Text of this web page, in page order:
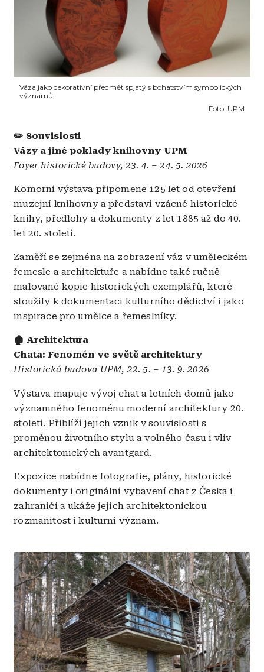
Váza jako dekorativní předmět spjatý s bohatstvím symbolických
významů
Foto: UPM
✏️ Souvislosti
Vázy a jiné poklady knihovny UPM
Foyer historické budovy, 23. 4. – 24. 5. 2026
Komorní výstava připomene 125 let od otevření
muzejní knihovny a představí vzácné historické
knihy, předlohy a dokumenty z let 1885 až do 40.
let 20. století.
Zaměří se zejména na zobrazení váz v uměleckém
řemesle a architektuře a nabídne také ručně
malované kopie historických exemplářů, které
sloužily k dokumentaci kulturního dědictví i jako
inspirace pro umělce a řemeslníky.
🏚️ Architektura
Chata: Fenomén ve světě architektury
Historická budova UPM, 22. 5. – 13. 9. 2026
Výstava mapuje vývoj chat a letních domů jako
významného fenoménu moderní architektury 20.
století. Přiblíží jejich vznik v souvislosti s
proměnou životního stylu a volného času i vliv
architektonických avantgard.
Expozice nabídne fotografie, plány, historické
dokumenty i originální vybavení chat z Česka i
zahraničí a ukáže jejich architektonickou
rozmanitost i kulturní význam.
Obrázek